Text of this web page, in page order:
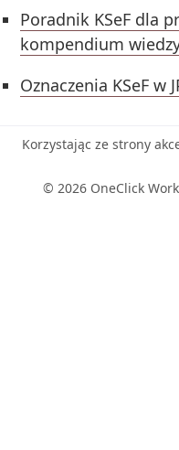
Poradnik KSeF dla
kompendium
Oznaczenia KSeF w
Korzystając ze strony
© 2026 OneClick